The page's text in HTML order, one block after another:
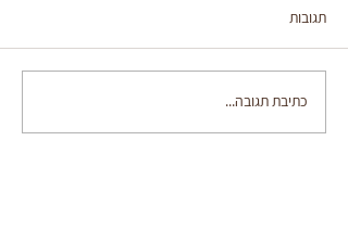
תגובות
כתיבת תגובה...